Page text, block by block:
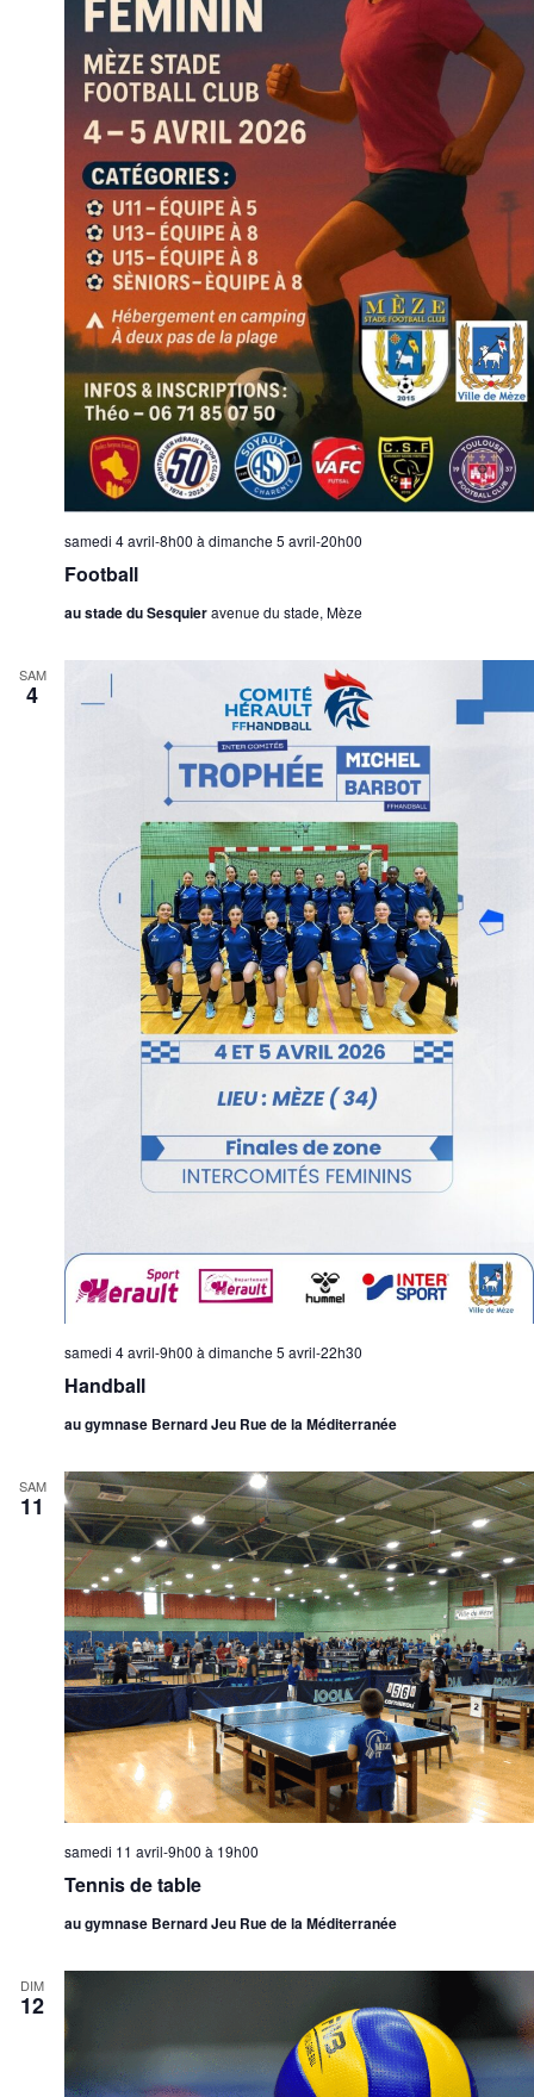
Football
samedi 4 avril-8h00 à dimanche 5 avril-20h00
au stade du Sesquieravenue du stade, Mèze
SAM
4
Handball
samedi 4 avril-9h00 à dimanche 5 avril-22h30
au gymnase Bernard Jeu Rue de la Méditerranée
SAM
11
Tennis de table
samedi 11 avril-9h00 à 19h00
au gymnase Bernard Jeu Rue de la Méditerranée
DIM
12